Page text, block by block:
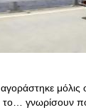
το… γνωρίσουν